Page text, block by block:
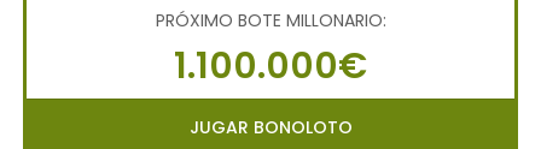
PRÓXIMO BOTE MILLONARIO:
1.100.000€
JUGAR BONOLOTO